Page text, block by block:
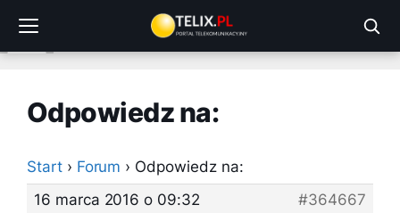
treści
Odpowiedz na:
Start › Forum › Odpowiedz na:
16 marca 2016 o 09:32
#364667